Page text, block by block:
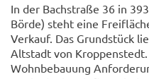
In der Bachstraße 36 in
Börde) steht eine
Verkauf. Das Grundstück
Altstadt von
Wohnbebauung